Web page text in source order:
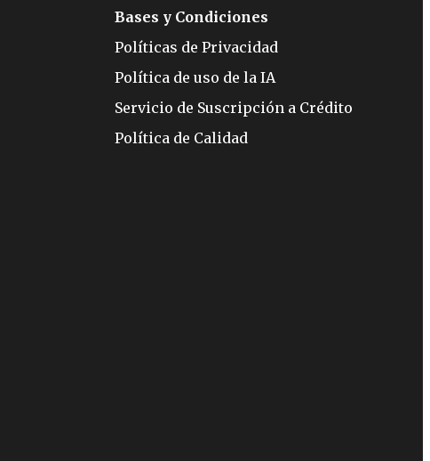
Bases y Condiciones
Políticas de Privacidad
Política de uso de la IA
Servicio de Suscripción a Crédito
Política de Calidad